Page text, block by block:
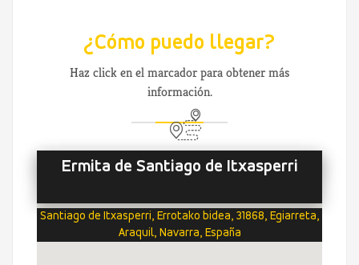
¿Cómo puedo llegar?
Haz click en el marcador para obtener más
información.
Ermita de Santiago de Itxasperri
Santiago de Itxasperri, Errotako bidea, 31868, Egiarreta,
Araquil, Navarra, España